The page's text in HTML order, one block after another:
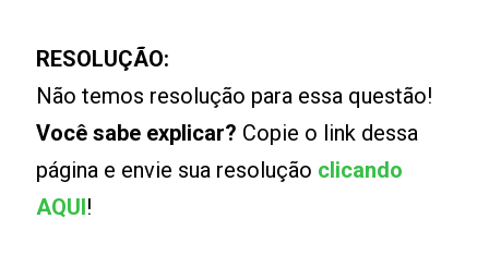
RESOLUÇÃO:
Não temos resolução para essa questão!
Você sabe explicar? Copie o link dessa
página e envie sua resolução clicando
AQUI!